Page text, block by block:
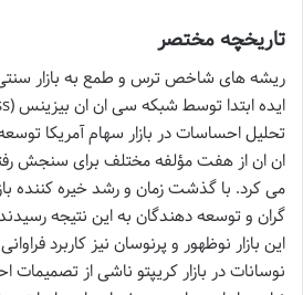
تاریخچه مختصر
ریشه های شاخص ترس و طمع به بازار سنتی
تحلیل احساسات در بازار سهام آمریکا
ان ان از هفت مؤلفه مختلف برای سنجش
می کرد. با گذشت زمان و رشد خیره کننده
گران و توسعه دهندگان به این نتیجه
این بازار نوظهور و پرنوسان نیز کاربرد
نوسانات در بازار کریپتو ناشی از